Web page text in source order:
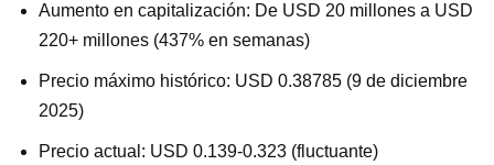
Aumento en capitalización: De USD 20 millones a USD
220+ millones (437% en semanas)
Precio máximo histórico: USD 0.38785 (9 de diciembre
2025)
Precio actual: USD 0.139-0.323 (fluctuante)